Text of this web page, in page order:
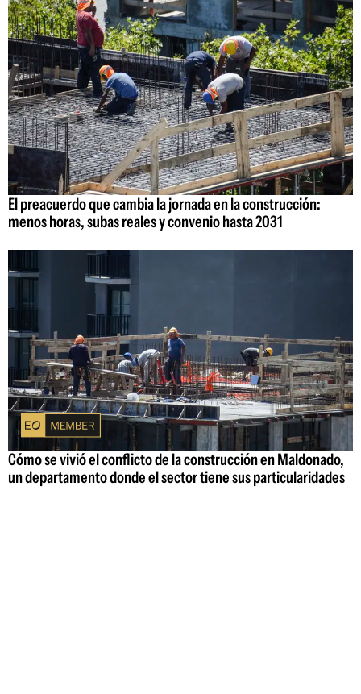
El preacuerdo que cambia la jornada en la construcción:
menos horas, subas reales y convenio hasta 2031
Cómo se vivió el conflicto de la construcción en Maldonado,
un departamento donde el sector tiene sus particularidades